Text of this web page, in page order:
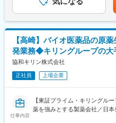
いのある役割です。
◇戦略立案から実行まで主導
クリニカルサイエンスリーダー
内開発の中心的役割を担い、
をリードします。
◇多様な専門家との協働
開発候補品の価値最大化を目
海外グループ会社、各専門部
Opinion Leaderなどと緊密に
ャリアに資する幅広い知識と実
当を含めた表記です。
【高崎】バイオ医薬品の原
発業務◆キリングループの大
協和キリン株式会社
正社員 上場企業
仕事内容
【東証プライム・キリングル
薬を強みとする製薬会社／日